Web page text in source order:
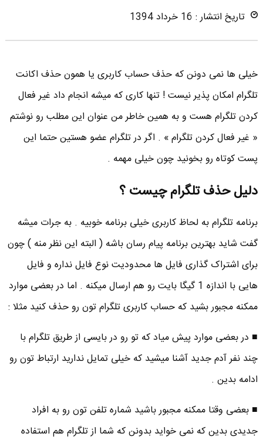
تاریخ انتشار : 16 خرداد 1394
خیلی ها نمی دونن که حذف حساب کاربری یا همون حذف اکانت
تلگرام امکان پذیر نیست ! تنها کاری که میشه انجام داد غیر فعال
کردن تلگرام هست و به همین خاطر من عنوان این مطلب رو نوشتم
« غیر فعال کردن تلگرام » . اگر در تلگرام عضو هستین حتما این
پست کوتاه رو بخونید چون خیلی مهمه .
دلیل حذف تلگرام چیست ؟
برنامه تلگرام به لحاظ کاربری خیلی برنامه خوبیه . به جرات میشه
گفت شاید بهترین برنامه پیام رسان باشه ( البته این نظر منه ) چون
برای اشتراک گذاری فایل ها محدودیت نوع فایل نداره و فایل
هایی با اندازه 1 گیگا بایت رو هم ارسال میکنه . اما در بعضی موارد
ممکنه مجبور بشید که حساب کاربری تلگرام تون رو حذف کنید مثلا :
■ در بعضی موارد پیش میاد که تو رو در بایسی از طریق تلگرام با
چند نفر آدم جدید آشنا میشید که خیلی تمایل ندارید ارتباط تون رو
ادامه بدین .
■ بعضی وقتا ممکنه مجبور باشید شماره تلفن تون رو به افراد
جدیدی بدین که نمی خواید بدونن که شما از تلگرام هم استفاده